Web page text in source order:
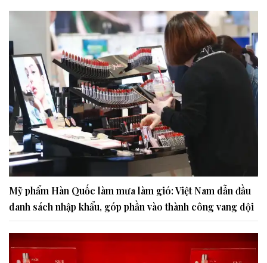
Mỹ phẩm Hàn Quốc làm mưa làm gió: Việt Nam dẫn đầu
danh sách nhập khẩu, góp phần vào thành công vang dội